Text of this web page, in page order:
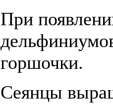
При
горшочки.
Сеянцы